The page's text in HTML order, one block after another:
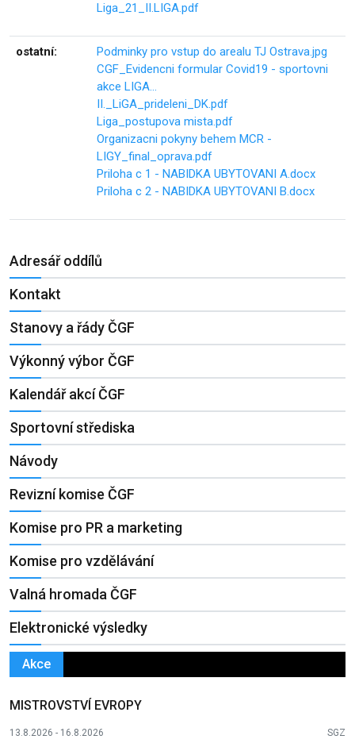
Liga_21_II.LIGA.pdf
ostatní:
Podminky pro vstup do arealu TJ Ostrava.jpg
CGF_Evidencni formular Covid19 - sportovni
akce LIGA…
II._LiGA_prideleni_DK.pdf
Liga_postupova mista.pdf
Organizacni pokyny behem MCR -
LIGY_final_oprava.pdf
Priloha c 1 - NABIDKA UBYTOVANI A.docx
Priloha c 2 - NABIDKA UBYTOVANI B.docx
Adresář oddílů
Kontakt
Stanovy a řády ČGF
Výkonný výbor ČGF
Kalendář akcí ČGF
Sportovní střediska
Návody
Revizní komise ČGF
Komise pro PR a marketing
Komise pro vzdělávání
Valná hromada ČGF
Elektronické výsledky
Akce
MISTROVSTVÍ EVROPY
13.8.2026 - 16.8.2026 SGZ